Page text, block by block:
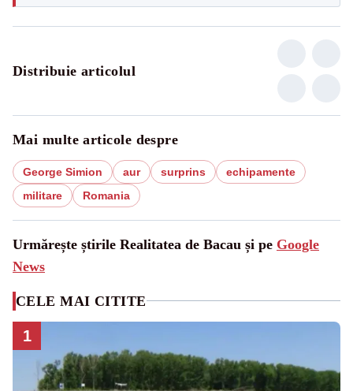
Distribuie articolul
Mai multe articole despre
George Simion aur surprins
echipamente
militare
Romania
Urmărește știrile Realitatea de Bacau și pe Google
News
CELE MAI CITITE
1